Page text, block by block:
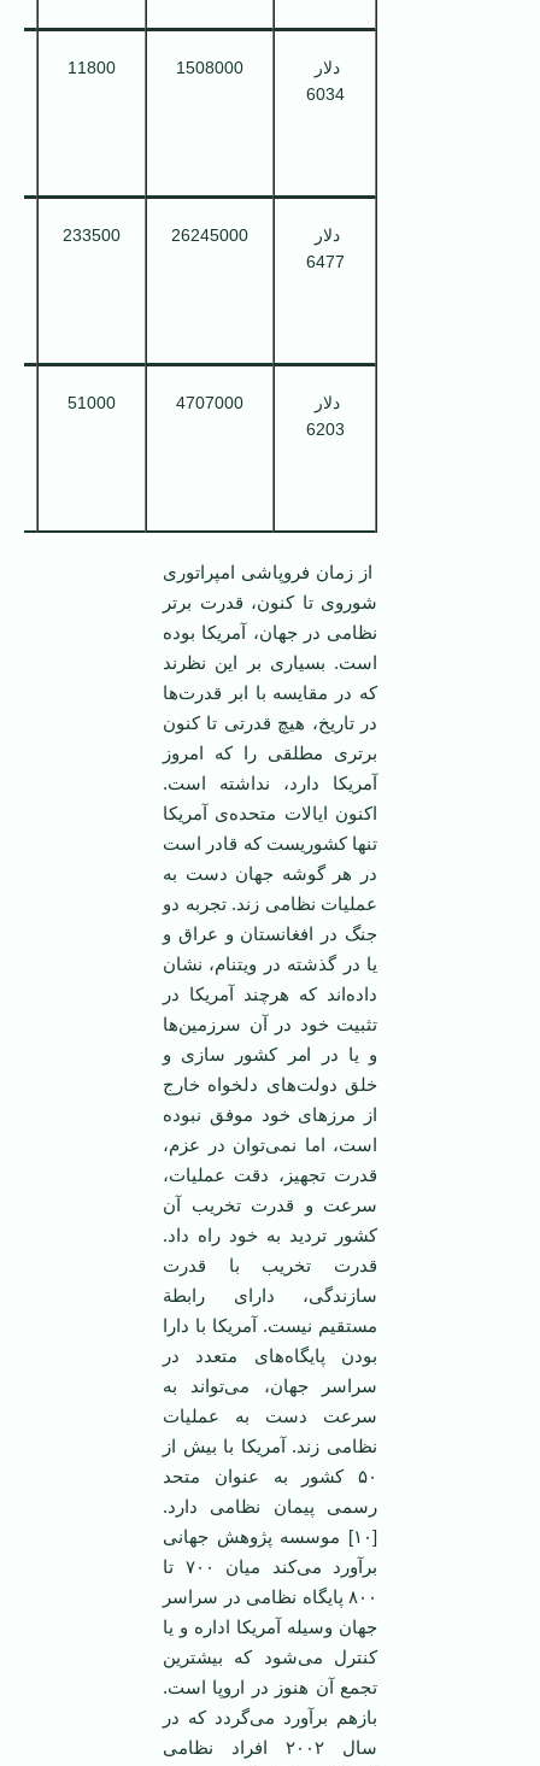
دلار
6034
1508000
11800
دلار
6477
26245000
233500
دلار
6203
4707000
51000
از زمان فروپاشی امپراتوری
شوروی تا کنون، قدرت بر‌تر
نظامی در جهان، آمریکا بوده
است. بسیاری بر این نظرند
که در مقایسه با ابر قدرت‌ها
در تاریخ، هیچ قدرتی تا کنون
برتری مطلقی را که امروز
آمریکا دارد، نداشته است.
اکنون ایالات متحده‌ی آمریکا
تنها کشوریست که قادر است
در هر گوشه جهان دست به
عملیات نظامی زند. تجربه دو
جنگ در افغانستان و عراق و
یا در گذشته در ویتنام، نشان
داده‌اند که هرچند آمریکا در
تثبیت خود در آن سرزمین‌ها
و یا در امر کشور سازی و
خلق دولت‌های دلخواه خارج
از مرزهای خود موفق نبوده
است، اما نمی‌توان در عزم،
قدرت تجهیز، دقت عملیات،
سرعت و قدرت تخریب آن
کشور تردید به خود راه داد.
قدرت تخریب با قدرت
سازندگی، دارای رابطة
مستقیم نیست. آمریکا با دارا
بودن پایگاه‌های متعدد در
سراسر جهان، می‌تواند به
سرعت دست به عملیات
نظامی زند. آمریکا با بیش از
۵۰ کشور به عنوان متحد
رسمی پیمان نظامی دارد.
[۱۰] موسسه پژوهش جهانی
برآورد می‌کند میان ۷۰۰ تا
۸۰۰ پایگاه نظامی در سراسر
جهان وسیله آمریکا اداره و یا
کنترل می‌شود که بیشترین
تجمع آن هنوز در اروپا است.
بازهم برآورد می‌گردد که در
سال ۲۰۰۲ افراد نظامی